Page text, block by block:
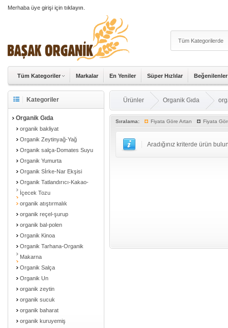
Merhaba üye girişi için tıklayın
Tüm Kategoriler Markalar En Yeniler Süper Hızlılar Beğenilenler
Kategoriler
Organik Gıda
organik bakliyat
Organik Zeytinyağ-Yağ
Organik salça-Domates Suyu
Organik Yumurta
Organik Sİrke-Nar Ekşisi
Organik Tatlandırıcı-Kakao-
İçecek Tozu
organik atıştırmalık
organik reçel-şurup
organik bal-polen
Organik Kinoa
Organik Tarhana-Organik
Makarna
Organik Salça
Organik Un
organik zeytin
organik sucuk
organik baharat
organik kuruyemiş
Ürünler Organik Gıda
Sıralama: Fiyata Göre Artan Fiyata
Aradığınız kriterde ürün